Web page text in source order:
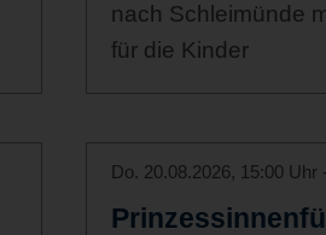
nach Schleimünde
für die Kinder
Do. 20.08.2026, 15:00 Uhr